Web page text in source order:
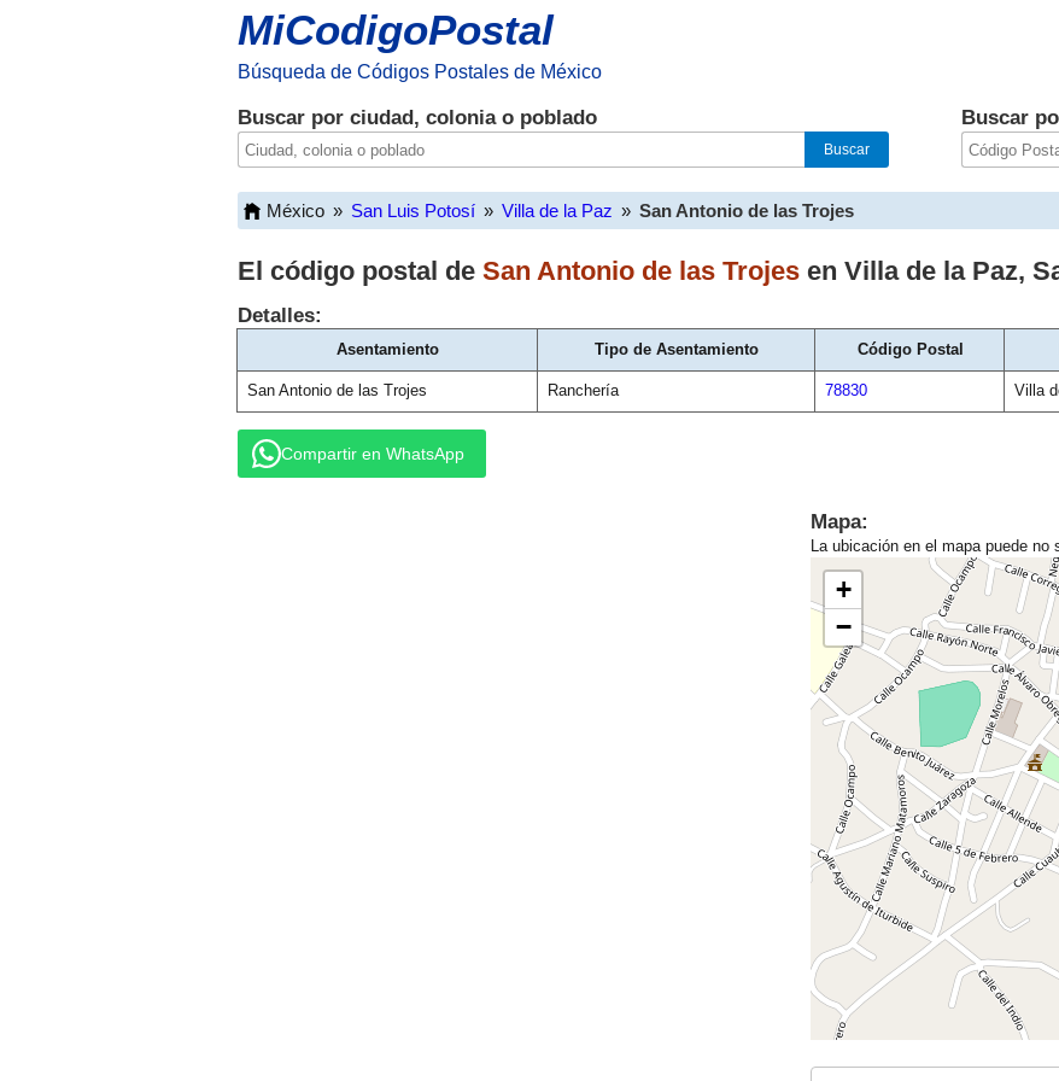
MiCodigoPostal
Búsqueda de Códigos Postales de México
Buscar por ciudad, colonia o poblado Buscar
México » San Luis Potosí » Villa de la Paz » San Antonio de las Trojes
El código postal de San Antonio de las Trojes en Villa de la Paz,
Detalles:
Asentamiento Tipo de Asentamiento Código Postal
San Antonio de las Trojes Ranchería 78830 Villa
Compartir en WhatsApp
Mapa:
La ubicación en el mapa puede no
+
−